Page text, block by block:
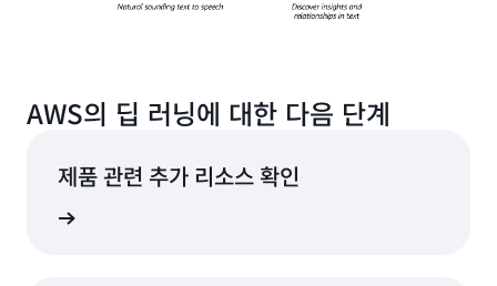
AWS의 딥 러닝에 대한 다음 단계
제품 관련 추가 리소스 확인